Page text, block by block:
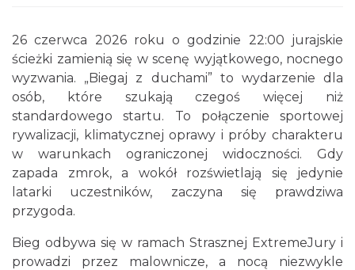
Juromania w Gminie Żarki: 18.09.2026
(piątek)
Żarki
2026-09-18
0.54 km
26 czerwca 2026 roku o godzinie 22:00 jurajskie
ścieżki zamienią się w scenę wyjątkowego, nocnego
wyzwania. „Biegaj z duchami” to wydarzenie dla
osób, które szukają czegoś więcej niż
standardowego startu. To połączenie sportowej
rywalizacji, klimatycznej oprawy i próby charakteru
w warunkach ograniczonej widoczności. Gdy
zapada zmrok, a wokół rozświetlają się jedynie
latarki uczestników, zaczyna się prawdziwa
przygoda.
Bieg odbywa się w ramach Strasznej ExtremeJury i
prowadzi przez malownicze, a nocą niezwykle